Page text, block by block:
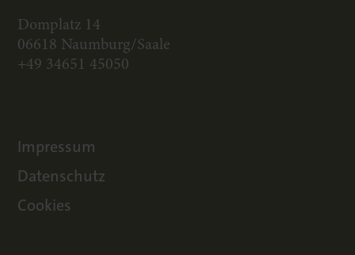
Domplatz 14
06618 Naumburg/Saale
+49 34651 45050
Impressum
Datenschutz
Cookies